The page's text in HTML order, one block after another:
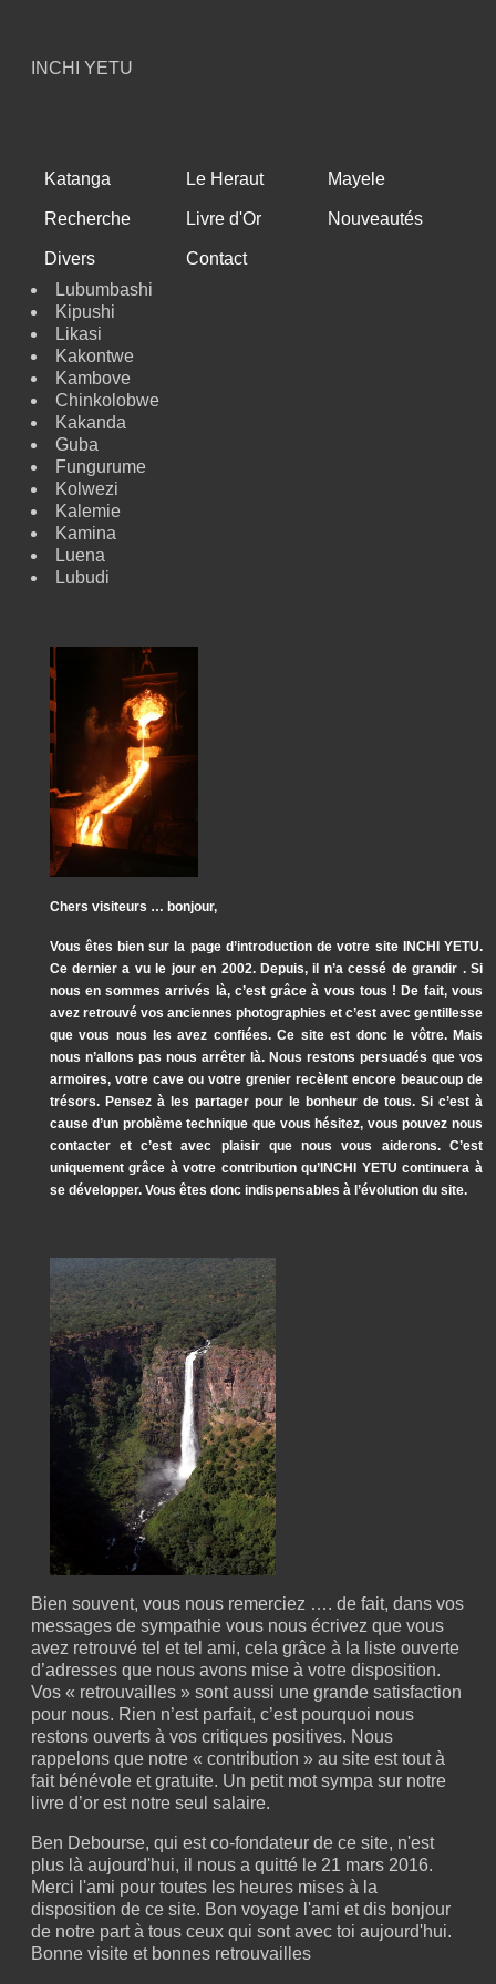
INCHI YETU
Katanga Le Heraut Mayele
Recherche Livre d'Or Nouveautés
Divers
Contact
Lubumbashi
Kipushi
Likasi
Kakontwe
Kambove
Chinkolobwe
Kakanda
Guba
Fungurume
Kolwezi
Kalemie
Kamina
Luena
Lubudi
Chers visiteurs … bonjour,
Vous êtes bien sur la page d’introduction de votre site INCHI YETU.
Ce dernier a vu le jour en 2002. Depuis, il n’a cessé de grandir . Si
nous en sommes arrivés là, c’est grâce à vous tous ! De fait, vous
avez retrouvé vos anciennes photographies et c’est avec gentillesse
que vous nous les avez confiées. Ce site est donc le vôtre. Mais
nous n’allons pas nous arrêter là. Nous restons persuadés que vos
armoires, votre cave ou votre grenier recèlent encore beaucoup de
trésors. Pensez à les partager pour le bonheur de tous. Si c’est à
cause d’un problème technique que vous hésitez, vous pouvez nous
contacter et c’est avec plaisir que nous vous aiderons. C’est
uniquement grâce à votre contribution qu’INCHI YETU continuera à
se développer. Vous êtes donc indispensables à l’évolution du site.
Bien souvent, vous nous remerciez …. de fait, dans vos
messages de sympathie vous nous écrivez que vous
avez retrouvé tel et tel ami, cela grâce à la liste ouverte
d’adresses que nous avons mise à votre disposition.
Vos « retrouvailles » sont aussi une grande satisfaction
pour nous. Rien n’est parfait, c’est pourquoi nous
restons ouverts à vos critiques positives. Nous
rappelons que notre « contribution » au site est tout à
fait bénévole et gratuite. Un petit mot sympa sur notre
livre d’or est notre seul salaire.
Ben Debourse, qui est co-fondateur de ce site, n'est
plus là aujourd'hui, il nous a quitté le 21 mars 2016.
Merci l'ami pour toutes les heures mises à la
disposition de ce site. Bon voyage l'ami et dis bonjour
de notre part à tous ceux qui sont avec toi aujourd'hui.
Bonne visite et bonnes retrouvailles